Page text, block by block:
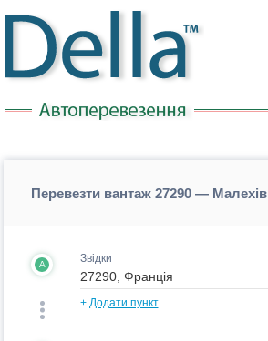
Перевезти вантаж 27290 —
A Звідки
+ Додати пункт